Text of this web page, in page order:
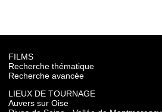
FILMS
Recherche thématique
Recherche avancée
LIEUX DE TOURNAGE
Auvers sur Oise